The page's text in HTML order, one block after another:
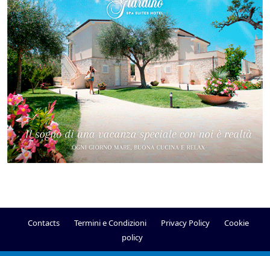
Contacts Termini e Condizioni Privacy Policy
Cookie
policy